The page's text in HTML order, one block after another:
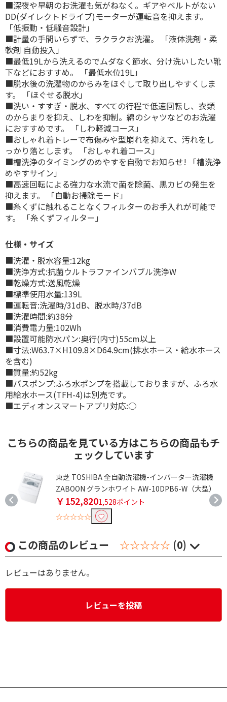
■深夜や早朝のお洗濯も気がねなく。ギアやベルトがない
DD(ダイレクトドライブ)モーターが運転音を抑えます。
「低振動・低騒音設計」
■計量の手間いらずで、ラクラクお洗濯。 「液体洗剤・柔
軟剤 自動投入」
■最低19Lから洗えるのでムダなく節水、分け洗いしたい靴
下などにおすすめ。 「最低水位19L」
■脱水後の洗濯物のからみをほぐして取り出しやすくしま
す。 「ほぐせる脱水」
■洗い・すすぎ・脱水、すべての行程で低速回転し、衣類
のからまりを抑え、しわを抑制。綿のシャツなどのお洗濯
におすすめです。 「しわ軽減コース」
■おしゃれ着トレーで布傷みや型崩れを抑えて、汚れをし
っかり落とします。 「おしゃれ着コース」
■槽洗浄のタイミングのめやすを自動でお知らせ! 「槽洗浄
めやすサイン」
■高速回転による強力な水流で菌を除菌、黒カビの発生を
抑えます。 「自動お掃除モード」
■糸くずに触れることなくフィルターのお手入れが可能で
す。 「糸くずフィルター」
仕様・サイズ
■洗濯・脱水容量:12kg
■洗浄方式:抗菌ウルトラファインバブル洗浄W
■乾燥方式:送風乾燥
■標準使用水量:139L
■運転音:洗濯時/31dB、脱水時/37dB
■洗濯時間:約38分
■消費電力量:102Wh
■設置可能防水パン:奥行(内寸)55cm以上
■寸法:W63.7×H109.8×D64.9cm(排水ホース・給水ホース
を含む)
■質量:約52kg
■バスポンプ:ふろ水ポンプを搭載しておりますが、ふろ水
用給水ホース(TFH-4)は別売です。
■エディオンスマートアプリ対応:○
こちらの商品を見ている方はこちらの商品もチ
ェックしています
東芝 TOSHIBA 全自動洗濯機-インバーター洗濯機
ZABOON グランホワイト AW-10DPB6-W（大型）
￥152,8201,528ポイント
☆☆☆☆☆
この商品のレビュー ☆☆☆☆☆ (0)
レビューはありません。
レビューを投稿